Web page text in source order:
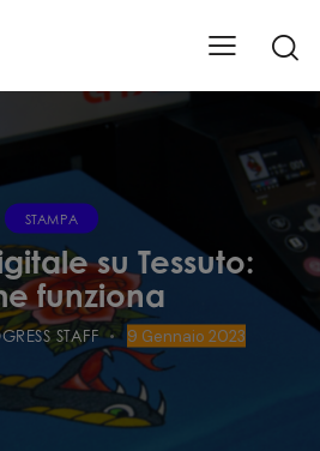
STAMPA
su Tessuto:
funziona
STAFF 9 Gennaio 2023